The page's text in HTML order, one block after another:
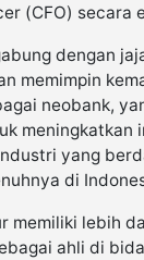
(CFO) secara
dengan
memimpin
neobank,
meningkatkan
yang
di
memiliki lebih
ahli di